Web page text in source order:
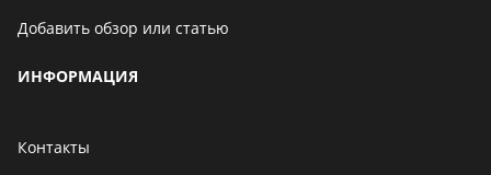
Добавить обзор или статью
ИНФОРМАЦИЯ
Контакты